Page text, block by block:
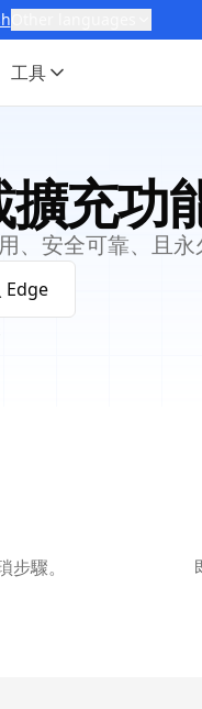
工具
充功
安全可靠、且永
Edge
驟。